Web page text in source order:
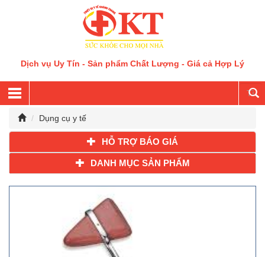
Dịch vụ Uy Tín - Sản phẩm Chất Lượng - Giá cả Hợp Lý
Dụng cụ y tế
HỖ TRỢ BÁO GIÁ
DANH MỤC SẢN PHẨM